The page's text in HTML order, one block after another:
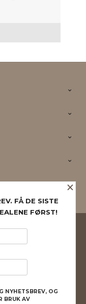
kjøpsopplevelse og vi kan
til å lagre
din. Fortsett å
merellerendre innstillinger
×
FÅ DE SISTE
FØRST!
NYHETSBREV, OG
BRUK AV